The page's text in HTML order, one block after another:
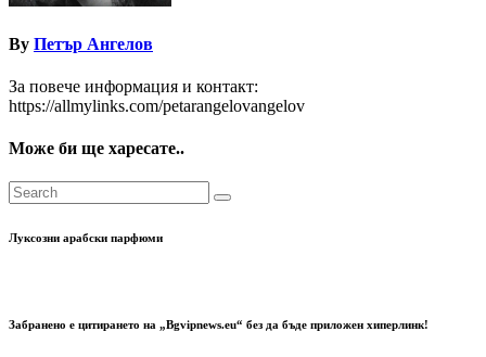
By Петър Ангелов
За повече информация и контакт:
https://allmylinks.com/petarangelovangelov
Може би ще харесате..
Луксозни арабски парфюми
Забранено е цитирането на „Bgvipnews.eu“ без да бъде приложен хиперлинк!